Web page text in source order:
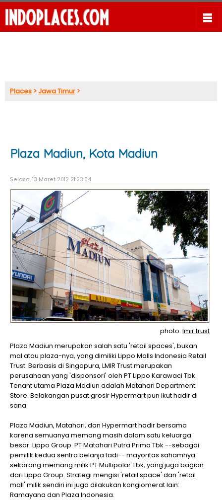
Places >Jawa Timur >
Plaza Madiun, Kota Madiun
Selasa, 13 Maret 2012 21:23:04
photo:lmir trust
Plaza Madiun merupakan salah satu 'retail spaces', bukan
mal atau plaza-nya, yang dimiliki Lippo Malls Indonesia Retail
Trust. Berbasis di Singapura, LMIR Trust merupakan
perusahaan yang 'disponsori' oleh PT Lippo Karawaci Tbk.
Tenant utama Plaza Madiun adalah Matahari Department
Store. Belakangan pusat grosir Hypermart pun ikut hadir di
sana.
Plaza Madiun, Matahari, dan Hypermart hadir bersama
karena semuanya memang masih dalam satu keluarga
besar: Lippo Group. PT Matahari Putra Prima Tbk --sebagai
pemilik kedua sentra belanja tadi-- mayoritas sahamnya
sekarang memang milik PT Multipolar Tbk, yang juga bagian
dari Lippo Group. Strategi mengisi 'retail space' dan 'retail
mall' milik sendiri ini juga dilakukan konglomerat lain:
Ramayana dan Plaza Indonesia.